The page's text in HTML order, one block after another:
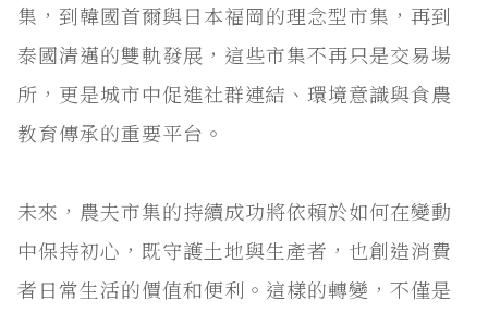
集，到韓國首爾與日本福岡的理念型市集，再到
泰國清邁的雙軌發展，這些市集不再只是交易場
所，更是城市中促進社群連結、環境意識與食農
教育傳承的重要平台。
未來，農夫市集的持續成功將依賴於如何在變動
中保持初心，既守護土地與生產者，也創造消費
者日常生活的價值和便利。這樣的轉變，不僅是